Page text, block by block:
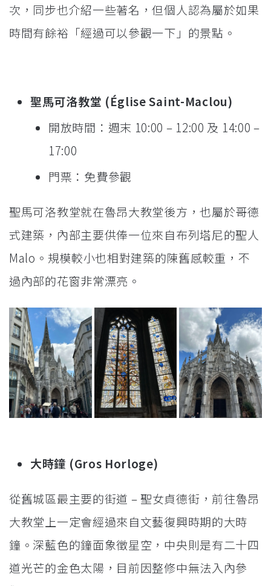
次，同步也介紹一些著名，但個人認為屬於如果
時間有餘裕「經過可以參觀一下」的景點。
聖馬可洛教堂 (Église Saint-Maclou)
開放時間：週末 10:00 – 12:00 及 14:00 –
17:00
門票：免費參觀
聖馬可洛教堂就在魯昂大教堂後方，也屬於哥德
式建築，內部主要供俸一位來自布列塔尼的聖人
Malo。規模較小也相對建築的陳舊感較重，不
過內部的花窗非常漂亮。
大時鐘 (Gros Horloge)
從舊城區最主要的街道 – 聖女貞德街，前往魯昂
大教堂上一定會經過來自文藝復興時期的大時
鐘。深藍色的鐘面象徵星空，中央則是有二十四
道光芒的金色太陽，目前因整修中無法入內參